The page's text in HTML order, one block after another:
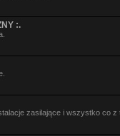
:.
zasilające i wszystko co z